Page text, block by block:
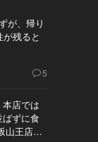
が、帰り
残ると
5
本店では
ずに食
山王店』